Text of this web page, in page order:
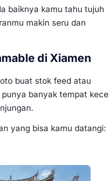
baiknya kamu tahu tujuh
makin seru dan
di Xiamen
buat stok feed atau
banyak tempat kece
yang bisa kamu datangi: